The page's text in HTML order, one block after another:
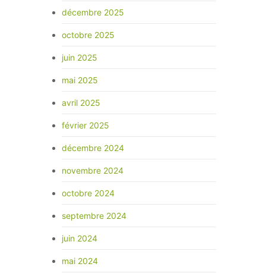
décembre 2025
octobre 2025
juin 2025
mai 2025
avril 2025
février 2025
décembre 2024
novembre 2024
octobre 2024
septembre 2024
juin 2024
mai 2024